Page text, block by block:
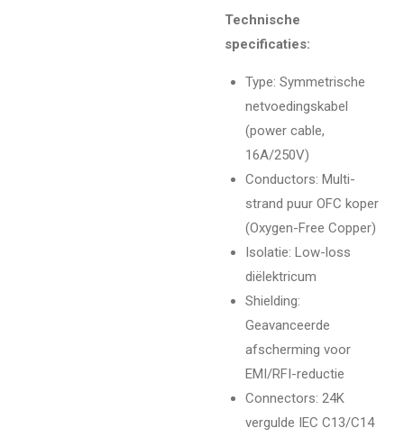
Technische
specificaties:
Type: Symmetrische
netvoedingskabel
(power cable,
16A/250V)
Conductors: Multi-
strand puur OFC koper
(Oxygen-Free Copper)
Isolatie: Low-loss
diëlektricum
Shielding:
Geavanceerde
afscherming voor
EMI/RFI-reductie
Connectors: 24K
vergulde IEC C13/C14